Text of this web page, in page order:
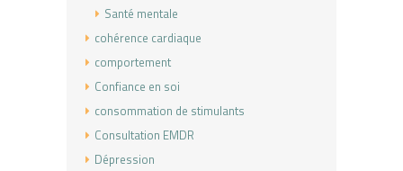
Santé mentale
cohérence cardiaque
comportement
Confiance en soi
consommation de stimulants
Consultation EMDR
Dépression